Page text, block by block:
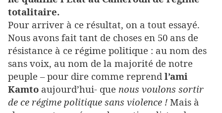
totalitaire.
Pour arriver à ce résultat, on a tout essayé.
Nous avons fait tant de choses en 50 ans de
résistance à ce régime politique : au nom des
sans voix, au nom de la majorité de notre
peuple – pour dire comme reprendl’ami
Kamto aujourd’hui- que nous voulons sortir
de ce régime politique sans violence ! Mais à